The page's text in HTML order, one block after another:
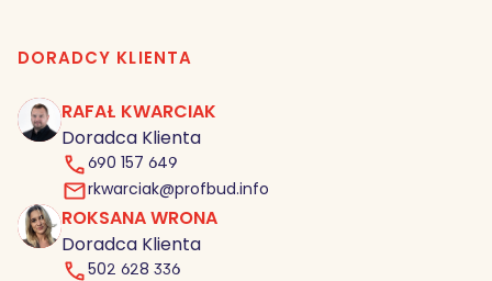
DORADCY KLIENTA
RK
RAFAŁ KWARCIAK
Doradca Klienta
690 157 649
rkwarciak@profbud.info
RW ROKSANA WRONA
Doradca Klienta
502 628 336